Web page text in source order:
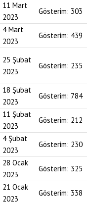
11 Mart
2023
Gösterim: 303
4 Mart
2023
Gösterim: 439
25 Şubat
2023
Gösterim: 235
18 Şubat
2023
Gösterim: 784
11 Şubat
2023
Gösterim: 212
4 Şubat
2023
Gösterim: 230
28 Ocak
2023
Gösterim: 325
21 Ocak
2023
Gösterim: 338